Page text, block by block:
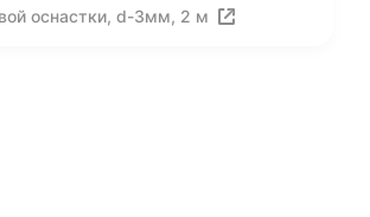
оснастки, d-3мм, 2 м